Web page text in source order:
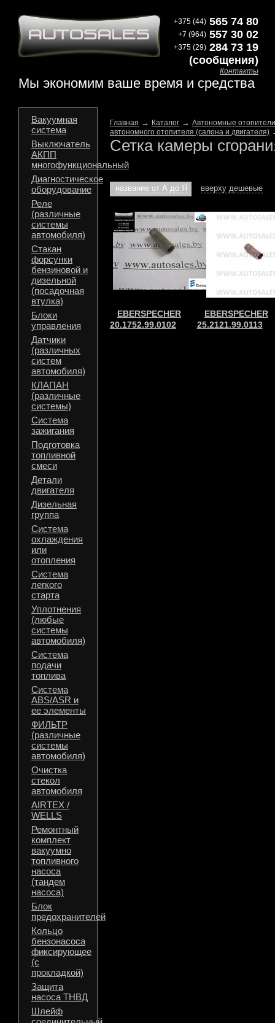
Мы экономим ваше время и средства
+375 (44) 565 74 80
+7 (964) 557 30 02
+375 (29) 284 73 19
(сообщения)
Контакты
Вакуумная
система
Выключатель
АКПП
многофункциональный
Диагностическое
оборудование
Реле
(различные
системы
автомобиля)
Стакан
форсунки
бензиновой и
дизельной
(посадочная
втулка)
Блоки
управления
Датчики
(различных
систем
автомобиля)
КЛАПАН
(различные
системы)
Система
зажигания
Подготовка
топливной
смеси
Детали
двигателя
Дизельная
группа
Система
охлаждения
или
отопления
Система
легкого
старта
Уплотнения
(любые
системы
автомобиля)
Система
подачи
топлива
Система
ABS/ASR и
ее элементы
ФИЛЬТР
(различные
системы
автомобиля)
Очистка
стекол
автомобиля
AIRTEX /
WELLS
Ремонтный
комплект
вакуумно
топливного
насоса
(тандем
насоса)
Блок
предохранителей
Кольцо
бензонасоса
фиксирующее
(с
прокладкой)
Защита
насоса ТНВД
Шлейф
Главная → Каталог→ Автономные
автономного отопителя (салона и двигателя)
Сетка камеры
название от А до Я вверху дешевые
EBERSPECHER
20.1752.99.0102
EBERSPECHER
25.2121.99.0113